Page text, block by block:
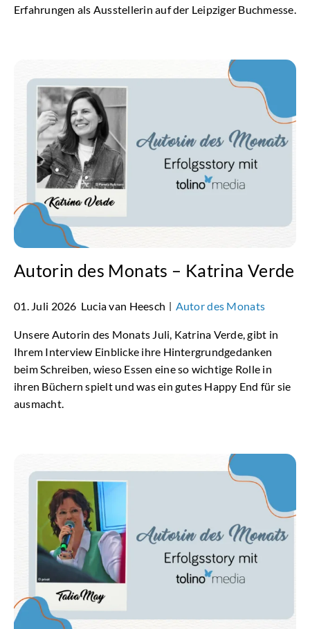
Erfahrungen als Ausstellerin auf der Leipziger Buchmesse.
Autorin des Monats – Katrina Verde
01. Juli 2026 Lucia van Heesch | Autor des Monats
Unsere Autorin des Monats Juli, Katrina Verde, gibt in
Ihrem Interview Einblicke ihre Hintergrundgedanken
beim Schreiben, wieso Essen eine so wichtige Rolle in
ihren Büchern spielt und was ein gutes Happy End für sie
ausmacht.